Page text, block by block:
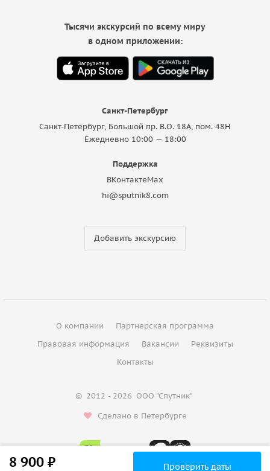
8 900 ₽ Проверить даты
Санкт-Петербург
Санкт-Петербург, Большой пр. В.О. 18A, пом. 48Н
Ежедневно 10:00 — 18:00
Поддержка
ВКонтактеMax
hi@sputnik8.com
Добавить экскурсию
Тысячи экскурсий по всему миру
в одном приложении:
О компании
Партнерская программа
Правовая информация
Вакансии
Реквизиты
Контакты
© 2012 - 2026 ООО "Спутник"
Сделано в Петербурге